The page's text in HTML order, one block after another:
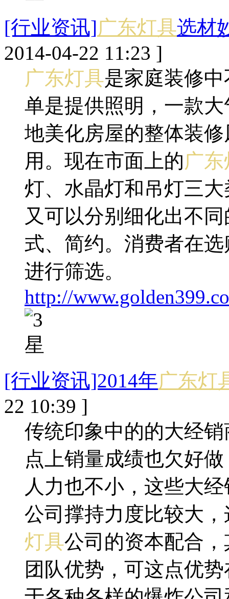
[行业资讯]广东灯具选材
2014-04-22 11:23 ]
广东灯具是家庭装修
单是提供照明，一款
地美化房屋的整体装
用。现在市面上的广
灯、水晶灯和吊灯三
又可以分别细化出不
式、简约。消费者在
进行筛选。
http://
[行业资讯]2014年广东灯
22 10:39 ]
传统印象中的的大经
点上销量成绩也欠好
人力也不小，这些大
公司撑持力度比较大
灯具公司的资本配合
团队优势，可这点优